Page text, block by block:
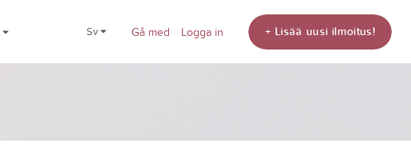
sv Gå med Logga in + Lisää uusi ilmoitus!